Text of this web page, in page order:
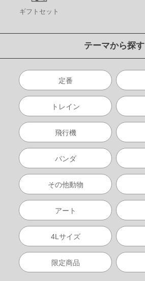
ギフトセット
テーマから探す
定番
トレイン
飛行機
パンダ
その他動物
アート
4Lサイズ
限定商品